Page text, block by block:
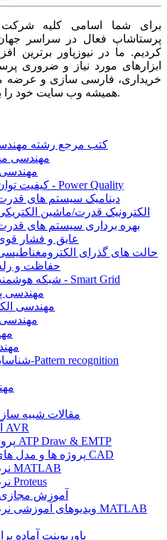
برای شما اسامی کلیه شرکت
پرستاشاپ فعال در سراسر
کردیم. ما در نیوزپاور برترین
ابزارهای مورد نیاز و ضروری
خریداری، فارسی سازی و عرضه می
همیشه وب سایت خود را بروز و پویا نگه دارید.
کتب مرجع رشته
مهندسی
کیفیت توان - Power Quality
دینامیک سیستم های
الکترونیک قدرت/ماشین
بهره برداری سیستم های
عایق و فشار
حالت های گذرای
حفاظت و
شبکه هوشمند - Smart Grid
مهندسی
مهندسی
شناسایی الگو-Pattern recognition
مقالات شبیه
آموزش AVR
پروژه های ATP Draw & EMTP
پروژه ها و مدل های آماده CAD
نرم افزار MATLAB
نرم افزار Proteus
آموزش مجازی
ویدیوهای آموزشی نرم افزار MATLAB
پاورپوینت آماده